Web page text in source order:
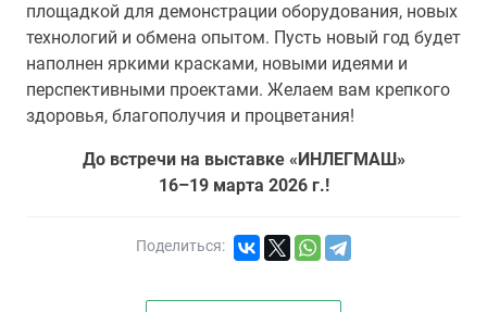
площадкой для демонстрации оборудования, новых
технологий и обмена опытом. Пусть новый год будет
наполнен яркими красками, новыми идеями и
перспективными проектами. Желаем вам крепкого
здоровья, благополучия и процветания!
До встречи на выставке «ИНЛЕГМАШ»
16–19 марта 2026 г.!
Поделиться: